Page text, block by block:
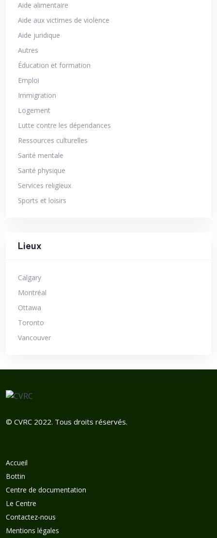
Aide alimentaire
Aide aux victimes de violence
Aide juridique
Autres
Éducation et formation
Emploi
Immigration
Logement
Lutte contre les dépendances
Ressources culturelles
Santé mentale
Santé physique
Services religieux
Sports et loisirs
Lieux
Calgary
Montréal
Ottawa
Toronto
Vancouver
© CVRC 2022. Tous droits réservés.
Accueil
Bottin
Centre de documentation
Le Centre
Contactez-nous
Mentions légales